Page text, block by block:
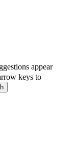
appear
keys to